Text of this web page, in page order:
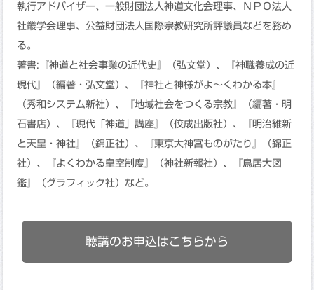
執行アドバイザー、一般財団法人神道文化会理事、ＮＰＯ法人
社叢学会理事、公益財団法人国際宗教研究所評議員などを務め
る。
著書:『神道と社会事業の近代史』（弘文堂）、『神職養成の近
現代』（編著・弘文堂）、『神社と神様がよ～くわかる本』
（秀和システム新社）、『地域社会をつくる宗教』（編著・明
石書店）、『現代「神道」講座』（佼成出版社）、『明治維新
と天皇・神社』（錦正社）、『東京大神宮ものがたり』（錦正
社）、『よくわかる皇室制度』（神社新報社）、『鳥居大図
鑑』（グラフィック社）など。
聴講のお申込はこちらから